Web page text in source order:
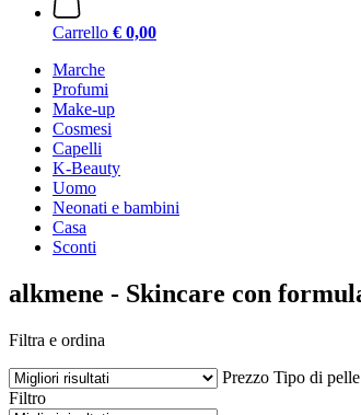
Carrello € 0,00
Marche
Profumi
Make-up
Cosmesi
Capelli
K-Beauty
Uomo
Neonati e bambini
Casa
Sconti
alkmene - Skincare con
Filtra e ordina
Prezzo Tipo di pelle
Filtro